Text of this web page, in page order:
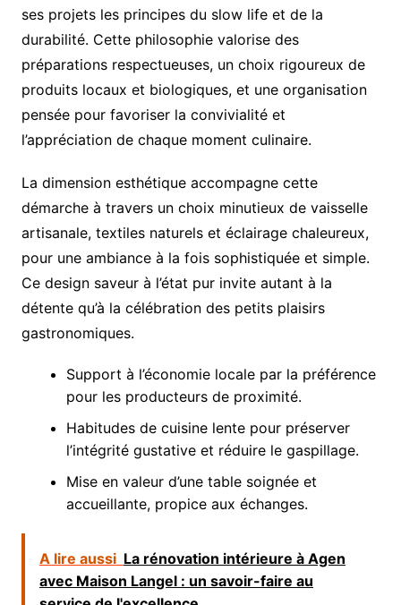
ses projets les principes du slow life et de la
durabilité. Cette philosophie valorise des
préparations respectueuses, un choix rigoureux de
produits locaux et biologiques, et une organisation
pensée pour favoriser la convivialité et
l’appréciation de chaque moment culinaire.
La dimension esthétique accompagne cette
démarche à travers un choix minutieux de vaisselle
artisanale, textiles naturels et éclairage chaleureux,
pour une ambiance à la fois sophistiquée et simple.
Ce design saveur à l’état pur invite autant à la
détente qu’à la célébration des petits plaisirs
gastronomiques.
Support à l’économie locale par la préférence
pour les producteurs de proximité.
Habitudes de cuisine lente pour préserver
l’intégrité gustative et réduire le gaspillage.
Mise en valeur d’une table soignée et
accueillante, propice aux échanges.
A lire aussi La rénovation intérieure à Agen
avec Maison Langel : un savoir-faire au